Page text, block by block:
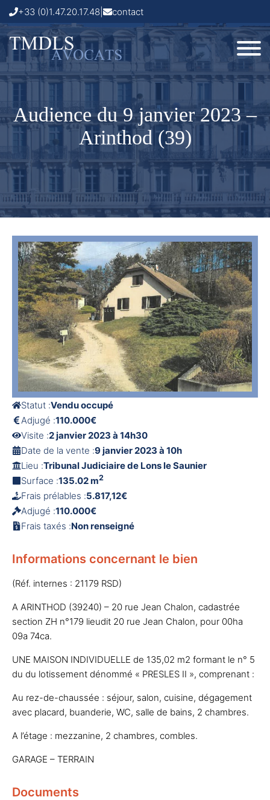
+33 (0)1.47.20.17.48 contact
Audience du 9 janvier 2023 –
Arinthod (39)
Statut :Vendu occupé
Adjugé :110.000€
Visite :2 janvier 2023 à 14h30
Date de la vente :9 janvier 2023 à 10h
Lieu :Tribunal Judiciaire de Lons le Saunier
Surface :135.02 m2
Frais prélables :5.817,12€
Adjugé :110.000€
Frais taxés :Non renseigné
Informations concernant le bien
(Réf. internes : 21179 RSD)
A ARINTHOD (39240) – 20 rue Jean Chalon, cadastrée
section ZH n°179 lieudit 20 rue Jean Chalon, pour 00ha
09a 74ca.
UNE MAISON INDIVIDUELLE de 135,02 m2 formant le n° 5
du du lotissement dénommé « PRESLES II », comprenant :
Au rez-de-chaussée : séjour, salon, cuisine, dégagement
avec placard, buanderie, WC, salle de bains, 2 chambres.
A l’étage : mezzanine, 2 chambres, combles.
GARAGE – TERRAIN
Documents